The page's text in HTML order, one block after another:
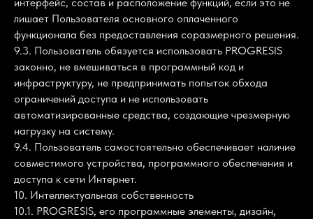
лишает Пользователя основного оплаченного
функционала без предоставления соразмерного решения.
9.3. Пользователь обязуется использовать PROGRESIS
законно, не вмешиваться в программный код и
инфраструктуру, не предпринимать попыток обхода
ограничений доступа и не использовать
автоматизированные средства, создающие чрезмерную
нагрузку на систему.
9.4. Пользователь самостоятельно обеспечивает наличие
совместимого устройства, программного обеспечения и
доступа к сети Интернет.
10. Интеллектуальная собственность
10.1. PROGRESIS, его программные элементы, дизайн,